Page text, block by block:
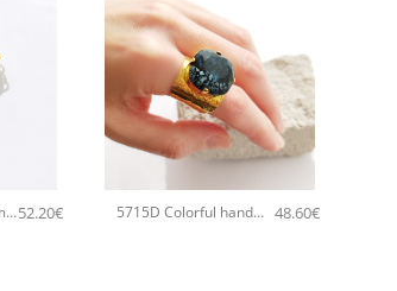
5715F Colorful handmade small χειροποίητα σκουλαρίκια Catherine bijoux Μαύρο52.20€ 5715D Colorful handmade crystal χειροποίητο δαχτυλιδι Catherine bijoux Μαύρο 48.60€